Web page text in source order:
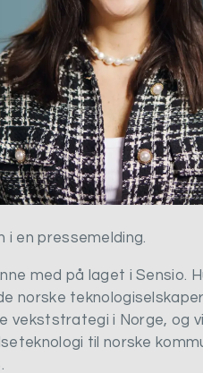
i en pressemelding.
med på laget i Sensio.
norske
vekststrategi i Norge, og
til norske